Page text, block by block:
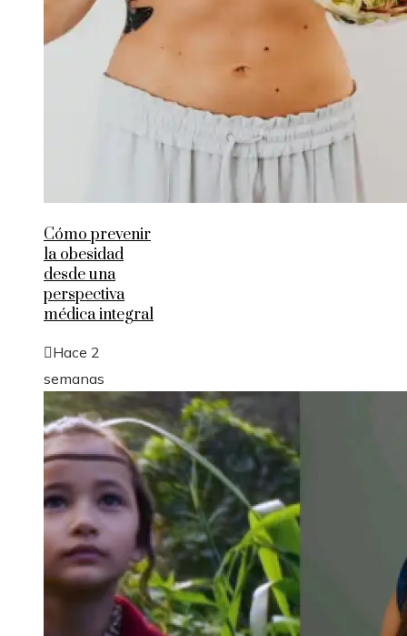
Cómo prevenir
la obesidad
desde una
perspectiva
médica integral
Hace 2
semanas